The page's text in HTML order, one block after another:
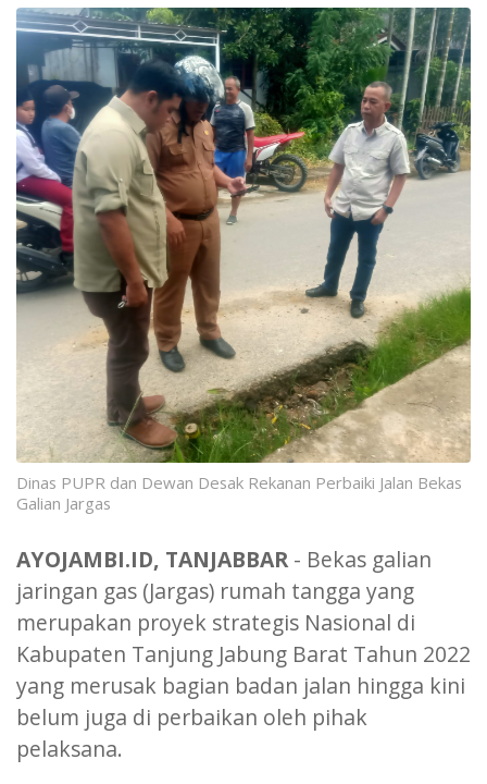
Dinas PUPR dan Dewan Desak Rekanan Perbaiki Jalan Bekas
Galian Jargas
AYOJAMBI.ID, TANJABBAR - Bekas galian
jaringan gas (Jargas) rumah tangga yang
merupakan proyek strategis Nasional di
Kabupaten Tanjung Jabung Barat Tahun 2022
yang merusak bagian badan jalan hingga kini
belum juga di perbaikan oleh pihak
pelaksana.